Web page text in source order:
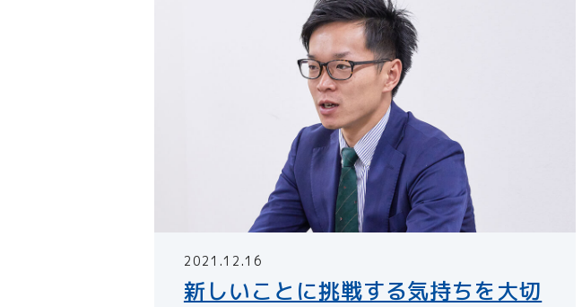
2021.12.16
新しいことに挑戦する気持ちを大切